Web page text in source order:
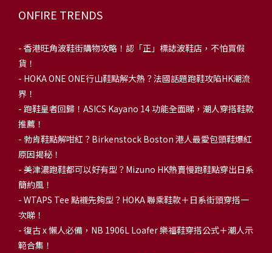
ONFIRE TRENDS
- 香港旺角波鞋街購物攻略！認「正」標誌波鞋店，不怕買假
貨！
- HOKA ONE ONE行山鞋點解大熱？法國話題跑鞋攻陷HK潮流
界！
- 跑鞋皇者回歸！ASICS Kayano 14 功能全面睇，潮人穿搭鞋款
推薦！
- 勃肯鞋點解咁紅？Birkenstock Boston 港人最愛包頭鞋爆紅
原因揭秘！
- 美津濃跑鞋都可以好有型？Mizuno HK熱賣慢跑鞋點穿出日系
簡約風！
- WTAPS Tee 點襯先夠型？HOKA 聯乘鞋款＋日系街頭穿搭一
次睇！
- 復古 x 懶人必備，NB 1906L Loafer 樂福鞋穿搭公式＋潮人示
範合集！